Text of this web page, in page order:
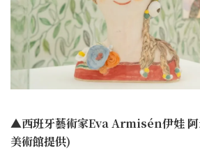
▲西班牙藝術家Eva Armisén伊娃 阿
美術館提供)